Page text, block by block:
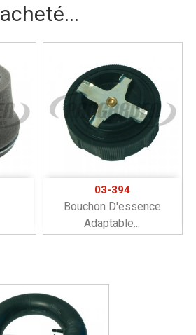
acheté...
03-394
Bouchon D'essence
Adaptable...